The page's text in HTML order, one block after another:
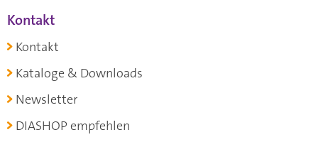
Kontakt
Kontakt
Kataloge & Downloads
Newsletter
DIASHOP empfehlen